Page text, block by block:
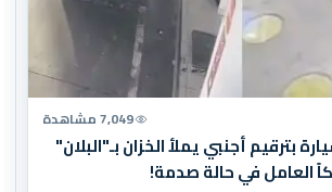
7,049 مشاهدة
بترقيم أجنبي يملأ الخزان بـ"البلان"
العامل في حالة صدمة!